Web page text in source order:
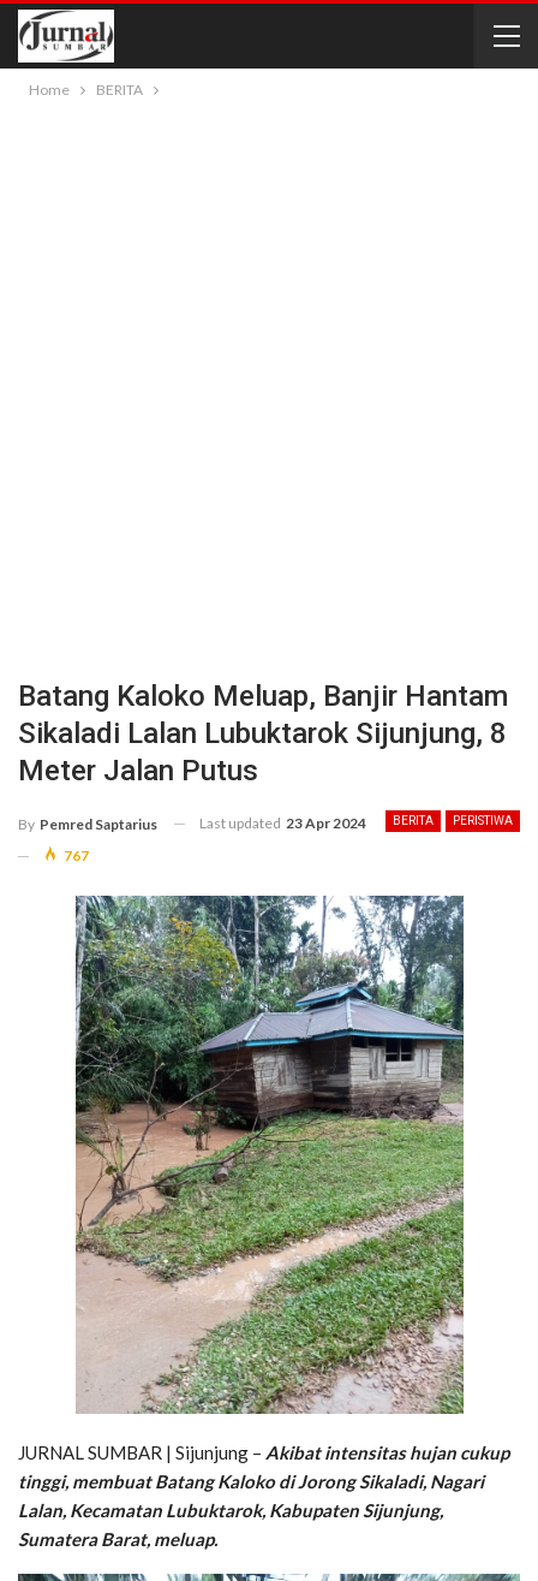
Home BERITA
Batang Kaloko Meluap, Banjir Hantam
Sikaladi Lalan Lubuktarok Sijunjung, 8
Meter Jalan Putus
BERITA PERISTIWA
By Pemred Saptarius Last updated 23 Apr 2024
767
JURNAL SUMBAR | Sijunjung – Akibat intensitas hujan cukup
tinggi, membuat Batang Kaloko di Jorong Sikaladi, Nagari
Lalan, Kecamatan Lubuktarok, Kabupaten Sijunjung,
Sumatera Barat, meluap.